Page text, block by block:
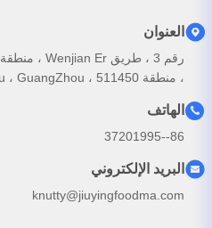
العنوان
، منطقة Panyu ، GuangZhou ، 511450
الهاتف
86--37201995
البريد الإلكتروني
knutty@jiuyingfoodma.com